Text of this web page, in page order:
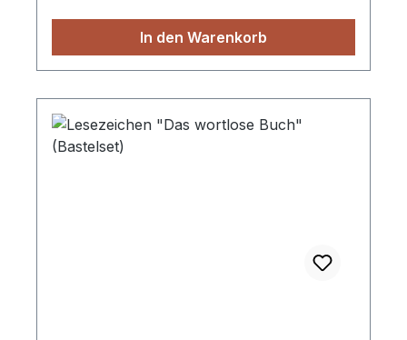
In den Warenkorb